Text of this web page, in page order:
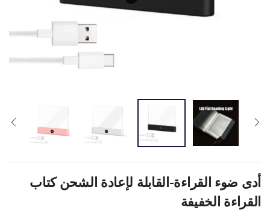
أدى ضوء القراءة-القابلة لإعادة الشحن كتاب
القراءة الخفيفة